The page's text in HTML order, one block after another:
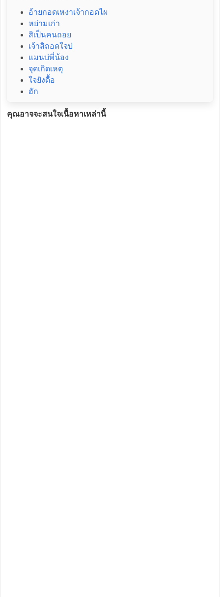
อ้ายกอดเหงาเจ้ากอดไผ
หย่ามเก่า
สิเป็นคนถอย
เจ้าสิถอดใจบ่
แมนบ่พี่น้อง
จุดเกิดเหตุ
ใจยังดื้อ
ฮัก
คุณอาจจะสนใจเนื้อหาเหล่านี้